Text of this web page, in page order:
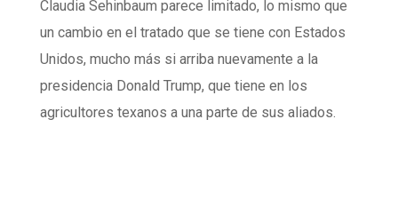
Claudia Sehinbaum parece limitado, lo mismo que
un cambio en el tratado que se tiene con Estados
Unidos, mucho más si arriba nuevamente a la
presidencia Donald Trump, que tiene en los
agricultores texanos a una parte de sus aliados.